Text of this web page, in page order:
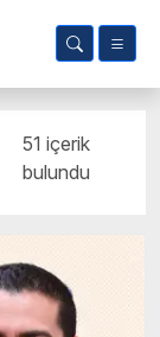
51 içerik
bulundu